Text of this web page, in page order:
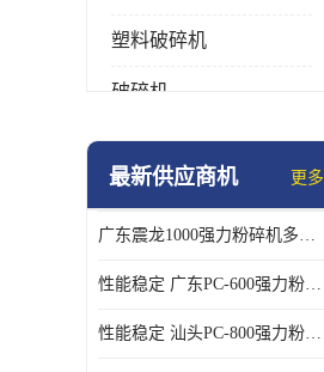
塑料破碎机
破碎机
强力粉碎机
最新供应商机 更多
广东震龙1000强力粉碎机多少钱一台 使用方便
性能稳定 广东PC-600强力粉碎机电话
性能稳定 汕头PC-800强力粉碎机厂家批发